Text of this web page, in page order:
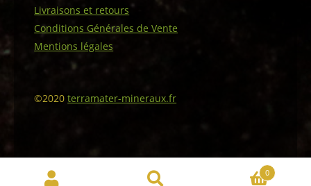
Livraisons et retours
Conditions Générales de Vente
Mentions légales
©2020terramater-mineraux.fr
0